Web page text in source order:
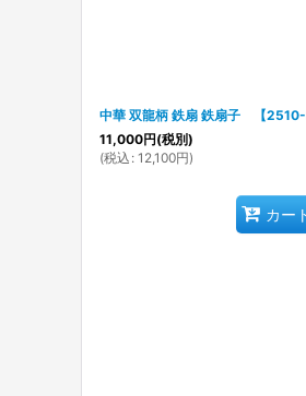
中華 双龍柄 鉄扇 鉄扇子 【
11,000円(税別)
(税込 : 12,100円)
カー